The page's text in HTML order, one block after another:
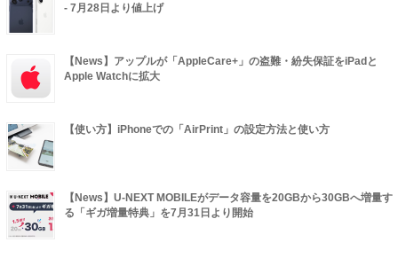
- 7月28日より値上げ
【News】アップルが「AppleCare+」の盗難・紛失保証をiPadと
Apple Watchに拡大
【使い方】iPhoneでの「AirPrint」の設定方法と使い方
【News】U-NEXT MOBILEがデータ容量を20GBから30GBへ増量す
る「ギガ増量特典」を7月31日より開始